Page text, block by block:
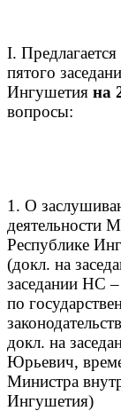
I.
пятого
Ингушетия на
вопросы:
1. О
деятельности
Республике
(докл. на
заседании НС
по
докл. на
Юрьевич,
Министра
Ингушетия)